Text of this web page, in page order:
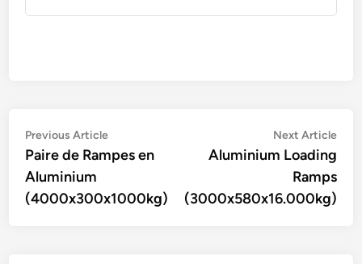
Navigation
de
l’article
Previous ArticlePrevious
article:
Paire de Rampes en
Aluminium
(4000x300x1000kg)
Next Article
Aluminium Loading
Ramps
(3000x580x16.000kg)